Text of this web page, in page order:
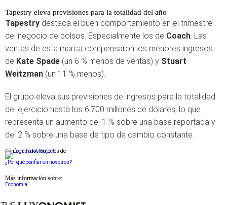
Tapestry eleva previsiones para la totalidad del año
Tapestry destaca el buen comportamiento en el trimestre
del negocio de bolsos. Especialmente los de Coach. Las
ventas de esta marca compensaron los menores ingresos
de Kate Spade (un 6 % menos de ventas) y Stuart
Weitzman (un 11 % menos).
El grupo eleva sus previsiones de ingresos para la totalidad
del ejercicio hasta los 6.700 millones de dólares, lo que
representa un aumento del 1 % sobre una base reportada y
del 2 % sobre una base de tipo de cambio constante.
Conforme a los criterios de
¿Por qué confiar en nosotros?
Más información sobre:
Economia